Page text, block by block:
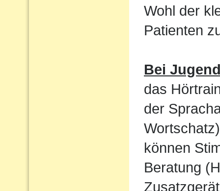
Wohl der
Patienten
Bei
das
der
können
Beratung